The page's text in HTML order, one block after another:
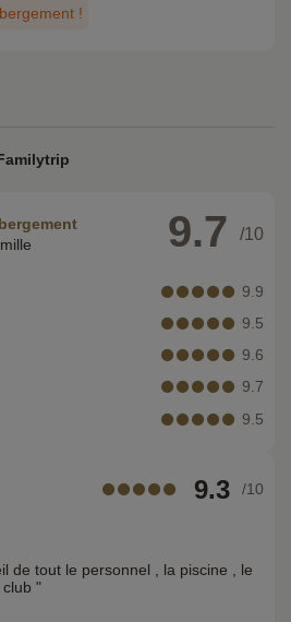
!
9.7 /10
9.9
9.5
9.6
9.7
9.5
9.3 /10
de tout le personnel , la piscine , le
"